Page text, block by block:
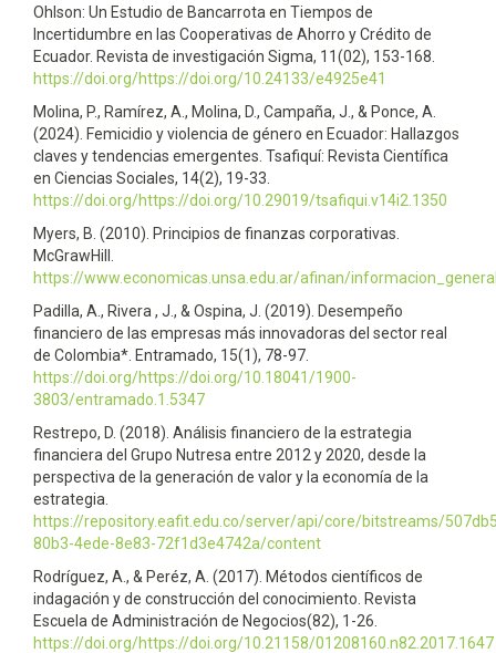
Ohlson: Un Estudio de Bancarrota en Tiempos de
Incertidumbre en las Cooperativas de Ahorro y Crédito de
Ecuador. Revista de investigación Sigma, 11(02), 153-168.
https://doi.org/https://doi.org/10.24133/e4925e41
Molina, P., Ramírez, A., Molina, D., Campaña, J., & Ponce, A.
(2024). Femicidio y violencia de género en Ecuador: Hallazgos
claves y tendencias emergentes. Tsafiquí: Revista Científica
en Ciencias Sociales, 14(2), 19-33.
https://doi.org/https://doi.org/10.29019/tsafiqui.v14i2.1350
Myers, B. (2010). Principios de finanzas corporativas.
McGrawHill.
https://www.economicas.unsa.edu.ar/afinan/
Padilla, A., Rivera , J., & Ospina, J. (2019). Desempeño
financiero de las empresas más innovadoras del sector real
de Colombia*. Entramado, 15(1), 78-97.
https://doi.org/https://doi.org/10.18041/1900-
3803/entramado.1.5347
Restrepo, D. (2018). Análisis financiero de la estrategia
financiera del Grupo Nutresa entre 2012 y 2020, desde la
perspectiva de la generación de valor y la economía de la
estrategia.
https://repository.eafit.edu.co/server/api/core/bitstreams/
80b3-4ede-8e83-72f1d3e4742a/content
Rodríguez, A., & Peréz, A. (2017). Métodos científicos de
indagación y de construcción del conocimiento. Revista
Escuela de Administración de Negocios(82), 1-26.
https://doi.org/https://doi.org/10.21158/01208160.n82.2017.1647